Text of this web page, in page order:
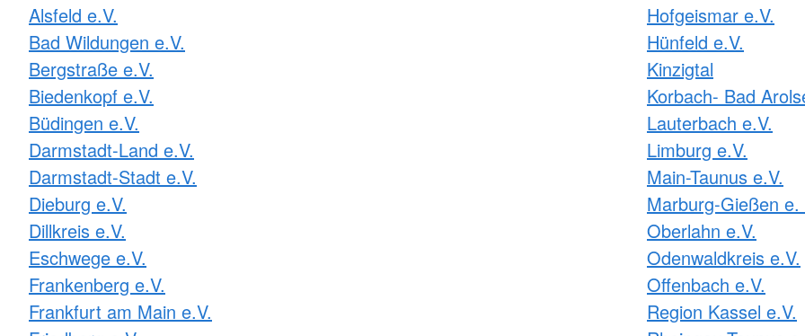
Alsfeld e.V.
Bad Wildungen e.V.
Bergstraße e.V.
Biedenkopf e.V.
Büdingen e.V.
Darmstadt-Land e.V.
Darmstadt-Stadt e.V.
Dieburg e.V.
Dillkreis e.V.
Eschwege e.V.
Frankenberg e.V.
Frankfurt am Main e.V.
Hofgeismar e.V.
Hünfeld e.V.
Kinzigtal
Korbach- Bad
Lauterbach e.V.
Limburg e.V.
Main-Taunus e.V.
Marburg-Gießen e.
Oberlahn e.V.
Odenwaldkreis e.V.
Offenbach e.V.
Region Kassel e.V.